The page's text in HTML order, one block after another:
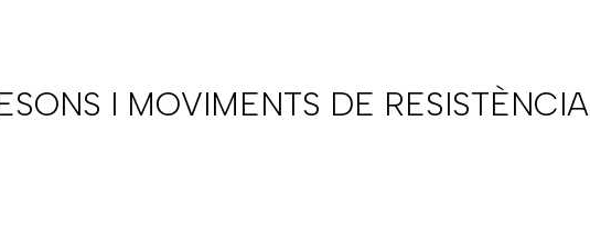
I MOVIMENTS DE RESISTÈNCIA